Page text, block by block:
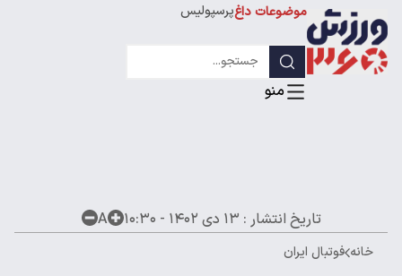
موضوعات داغپرسپولیس
لیگ قهرمانان
تاریخ انتشار : ۱۳ دی ۱۴۰۲ - ۱۰:۳۰ A
خانه فوتبال ایران